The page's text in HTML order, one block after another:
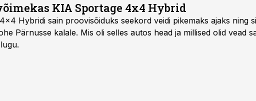
KIA Sportage 4x4 Hybrid
Hybridi sain proovisõiduks seekord veidi pikemaks ajaks ning
Pärnusse kalale. Mis oli selles autos head ja millised olid vead